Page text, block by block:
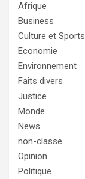
Afrique
Business
Culture et Sports
Economie
Environnement
Faits divers
Justice
Monde
News
non-classe
Opinion
Politique